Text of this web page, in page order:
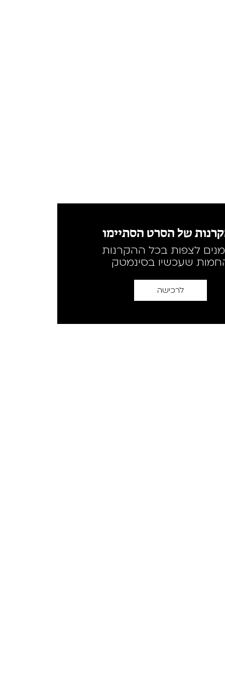
של הסרט הסתיימו
לצפות בכל ההקרנות
שעכשיו בסינמטק
לרכישה